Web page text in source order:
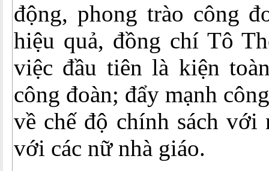
động, phong trào công
hiệu quả, đồng chí Tô
việc đầu tiên là kiện
công đoàn; đẩy mạnh
về chế độ chính sách với
với các nữ nhà giáo.